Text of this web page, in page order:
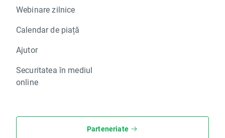
Webinare zilnice
Calendar de piață
Ajutor
Securitatea în mediul
online
Parteneriate